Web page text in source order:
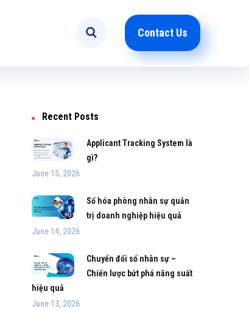
Contact Us
Recent Posts
Applicant Tracking System là
gì?
June 15, 2026
Số hóa phòng nhân sự quản
trị doanh nghiệp hiệu quả
June 14, 2026
Chuyển đổi số nhân sự –
Chiến lược bứt phá năng suất
hiệu quả
June 13, 2026